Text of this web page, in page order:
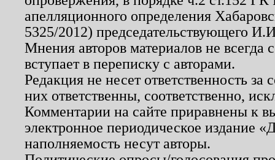
апелляционного определения
5325/2012) председательствующего
Мнения авторов материалов не
вступает в переписку с авторами.
Редакция не несет ответственность
них ответственны, соответственно,
Комментарии на сайте приравнены к
электронное периодическое издание
наполняемость несут авторы.